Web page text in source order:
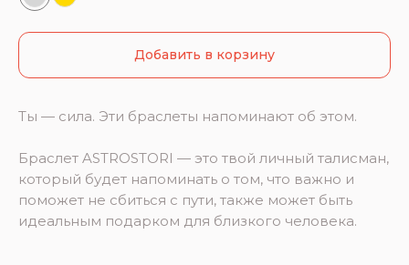
Добавить в корзину
Ты — сила. Эти браслеты напоминают об этом.
Браслет ASTROSTORI — это твой личный талисман,
который будет напоминать о том, что важно и
поможет не сбиться с пути, также может быть
идеальным подарком для близкого человека.